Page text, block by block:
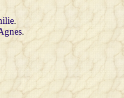
.
.